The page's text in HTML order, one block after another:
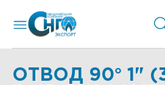
ОТВОД 90° 1"